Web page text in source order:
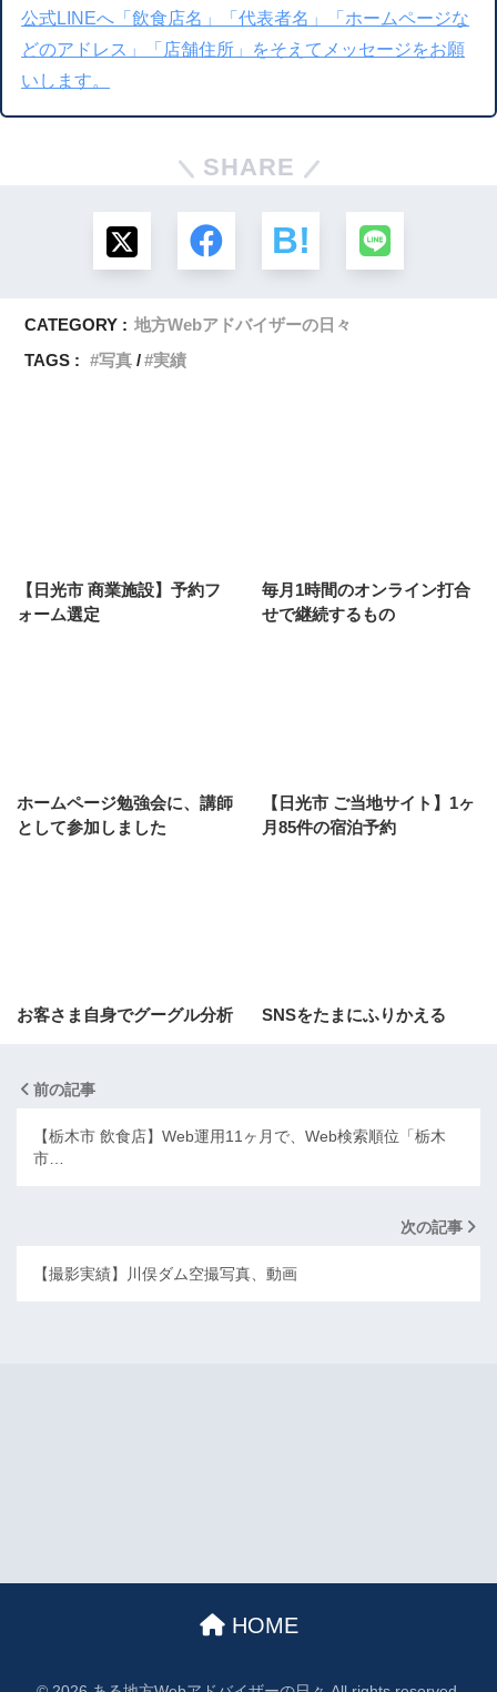
公式LINEへ「飲食店名」「代表者名」「ホームページな
どのアドレス」「店舗住所」をそえてメッセージをお願
いします。
SHARE
CATEGORY : 地方Webアドバイザーの日々
TAGS :
写真 実績
【日光市 商業施設】予約フ
ォーム選定
毎月1時間のオンライン打合
せで継続するもの
ホームページ勉強会に、講師
として参加しました
【日光市 ご当地サイト】1ヶ
月85件の宿泊予約
お客さま自身でグーグル分析 SNSをたまにふりかえる
前の記事
【栃木市 飲食店】Web運用11ヶ月で、Web検索順位「栃木
市…
次の記事
【撮影実績】川俣ダム空撮写真、動画
HOME